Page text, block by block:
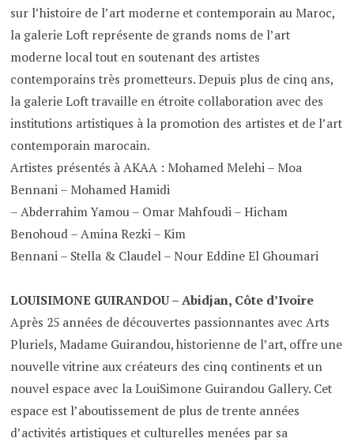
sur l’histoire de l’art moderne et contemporain au Maroc,
la galerie Loft représente de grands noms de l’art
moderne local tout en soutenant des artistes
contemporains très prometteurs. Depuis plus de cinq ans,
la galerie Loft travaille en étroite collaboration avec des
institutions artistiques à la promotion des artistes et de l’art
contemporain marocain.
Artistes présentés à AKAA : Mohamed Melehi – Moa
Bennani – Mohamed Hamidi
– Abderrahim Yamou – Omar Mahfoudi – Hicham
Benohoud – Amina Rezki – Kim
Bennani – Stella & Claudel – Nour Eddine El Ghoumari
LOUISIMONE GUIRANDOU – Abidjan, Côte d’Ivoire
Après 25 années de découvertes passionnantes avec Arts
Pluriels, Madame Guirandou, historienne de l’art, offre une
nouvelle vitrine aux créateurs des cinq continents et un
nouvel espace avec la LouiSimone Guirandou Gallery. Cet
espace est l’aboutissement de plus de trente années
d’activités artistiques et culturelles menées par sa